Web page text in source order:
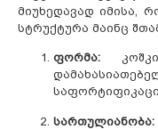
მიუხედავად იმისა,
სტრუქტურა მაინც
ფორმა:
სართულიანობა: